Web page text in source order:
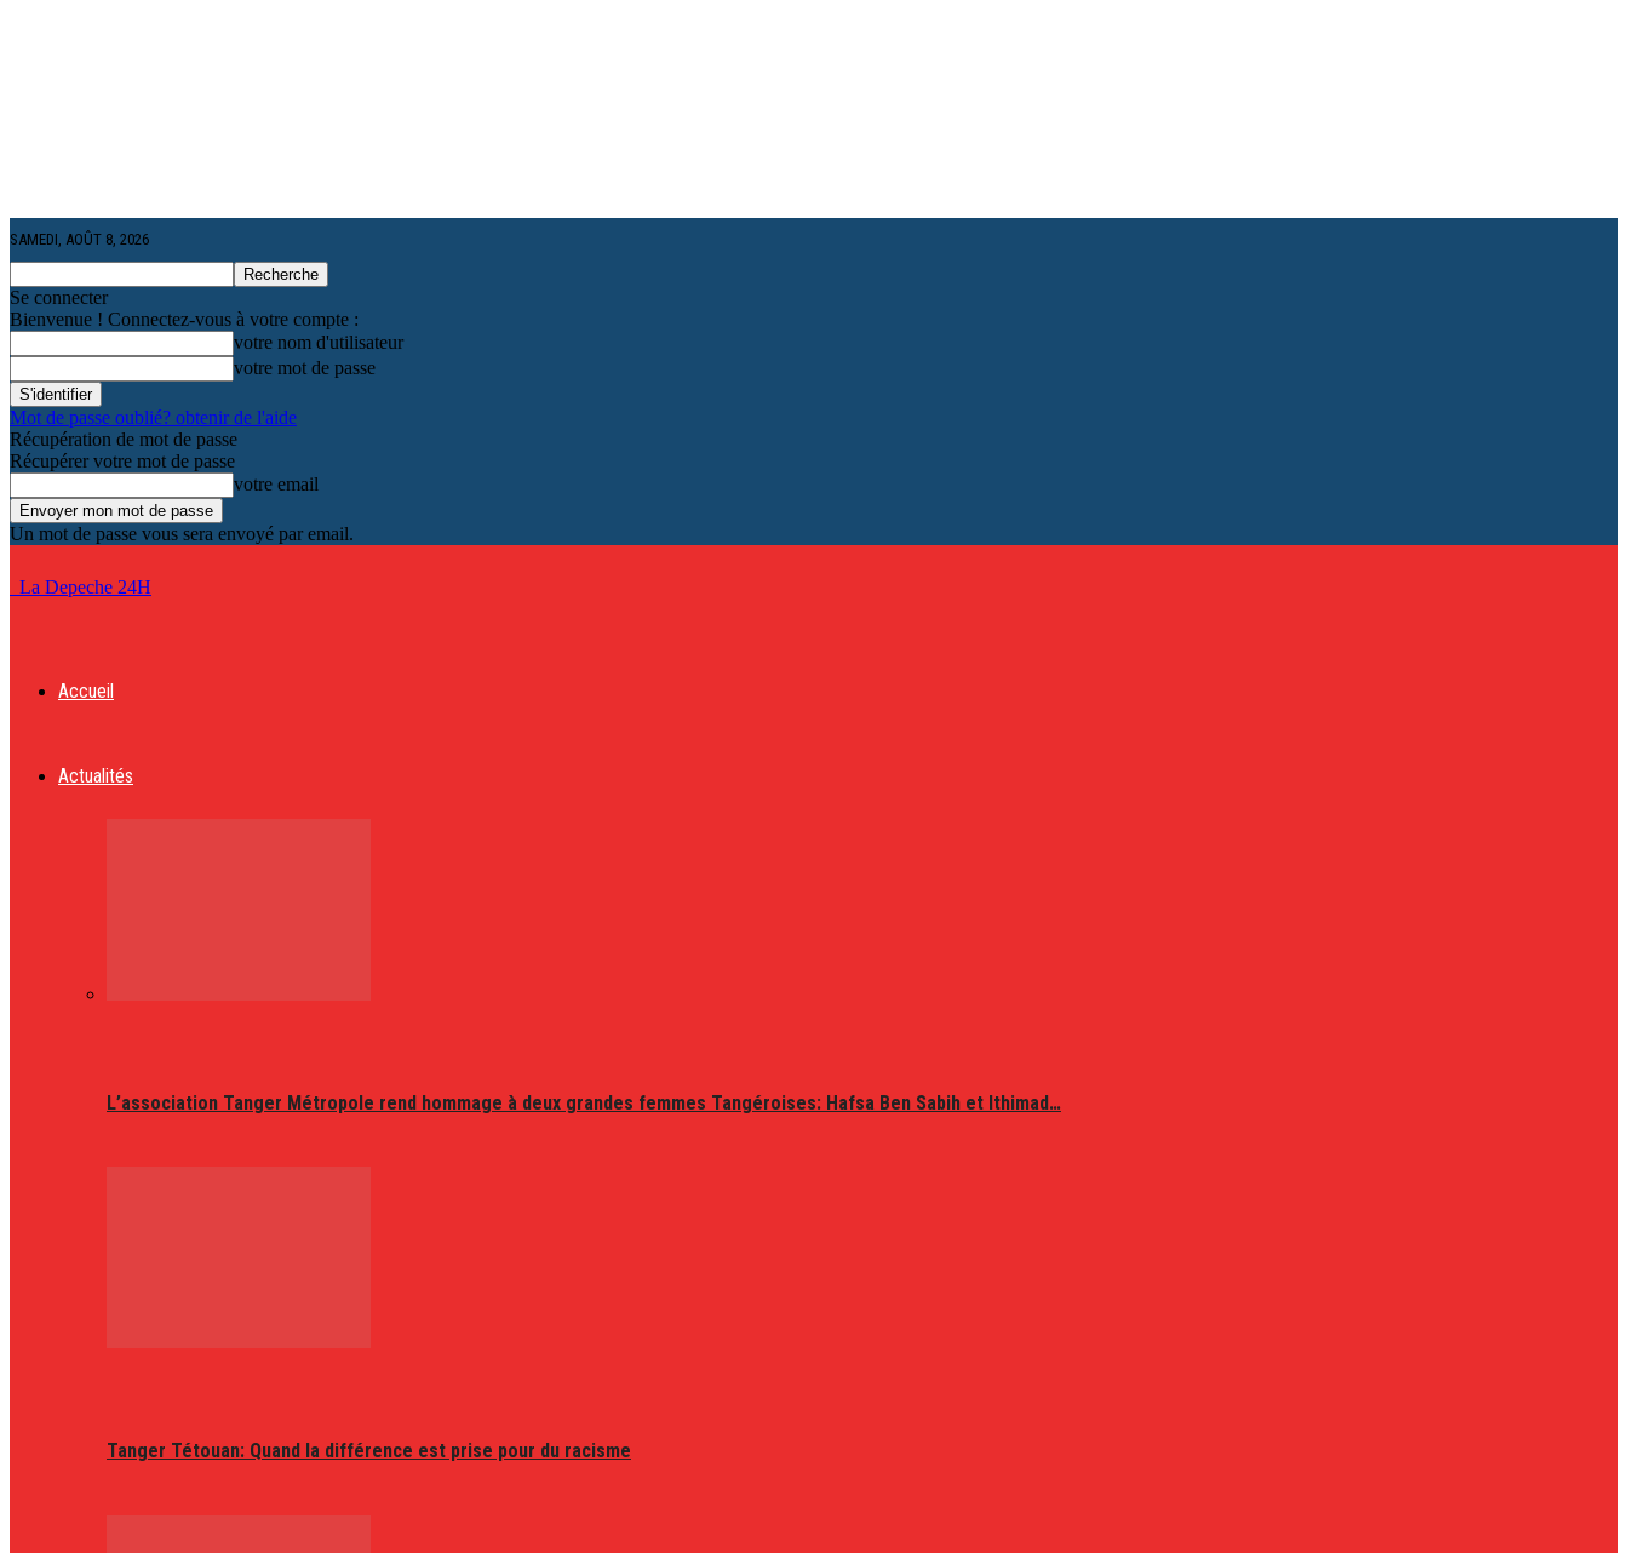
SAMEDI, AOÛT 8, 2026
Se connecter
Bienvenue ! Connectez-vous à votre compte :
votre nom d'utilisateur
votre mot de passe
Mot de passe oublié? obtenir de l'aide
Récupération de mot de passe
Récupérer votre mot de passe
votre email
Un mot de passe vous sera envoyé par email.
La Depeche 24H
Accueil
Actualités
L’association Tanger Métropole rend hommage à deux grandes femmes Tangéroises: Hafsa Ben Sabih et Ithimad…
Tanger Tétouan: Quand la différence est prise pour du racisme